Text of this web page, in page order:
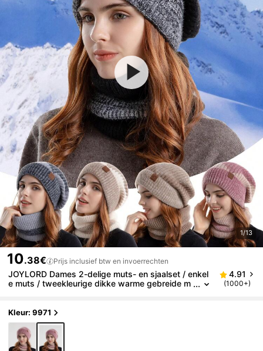
1/13
10.38€ Prijs inclusief btw en invoerrechten
JOYLORD Dames 2-delige muts- en sjaalset / enkel
e muts / tweekleurige dikke warme gebreide m
4.91
(1000+)
Kleur: 9971